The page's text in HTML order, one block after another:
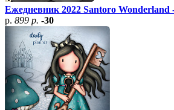
Ежедневник 2022 Santoro
р. 899 р. -30